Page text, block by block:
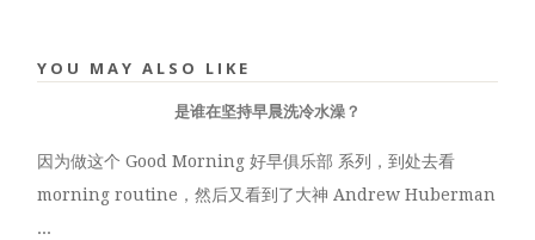
YOU MAY ALSO LIKE
是谁在坚持早晨洗冷水澡？
因为做这个 Good Morning 好早俱乐部 系列，到处去看
morning routine，然后又看到了大神 Andrew Huberman
...